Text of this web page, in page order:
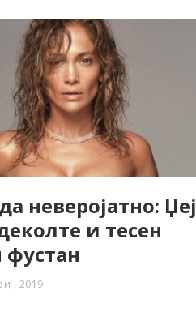
неверојатно: Џеј
и тесен
, 2019